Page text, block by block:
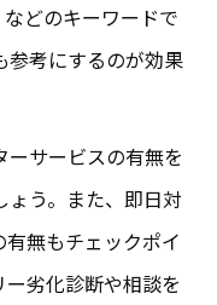
どのキーワードで
参考にするのが効果
サービスの有無を
う。また、即日対
無もチェックポイ
劣化診断や相談を